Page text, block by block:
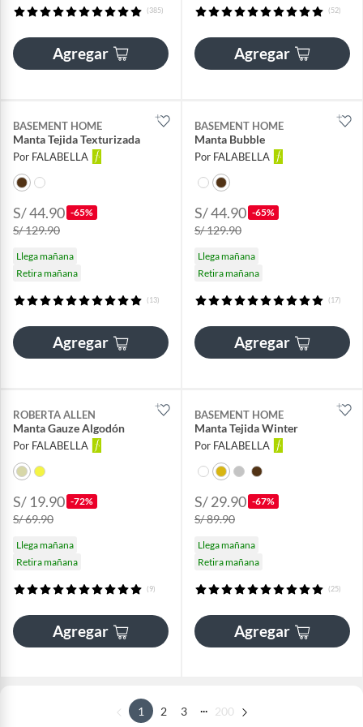
(385)
Agregar
(52)
Agregar
BASEMENT HOME
Manta Tejida Texturizada
Por FALABELLA
S/ 44.90 -65%
S/ 129.90
Llega mañana
Retira mañana
(13)
Agregar
BASEMENT HOME
Manta Bubble
Por FALABELLA
S/ 44.90 -65%
S/ 129.90
Llega mañana
Retira mañana
(17)
Agregar
ROBERTA ALLEN
Manta Gauze Algodón
Por FALABELLA
S/ 19.90 -72%
S/ 69.90
Llega mañana
Retira mañana
(9)
Agregar
BASEMENT HOME
Manta Tejida Winter
Por FALABELLA
S/ 29.90 -67%
S/ 89.90
Llega mañana
Retira mañana
(25)
Agregar
1 2 3 200